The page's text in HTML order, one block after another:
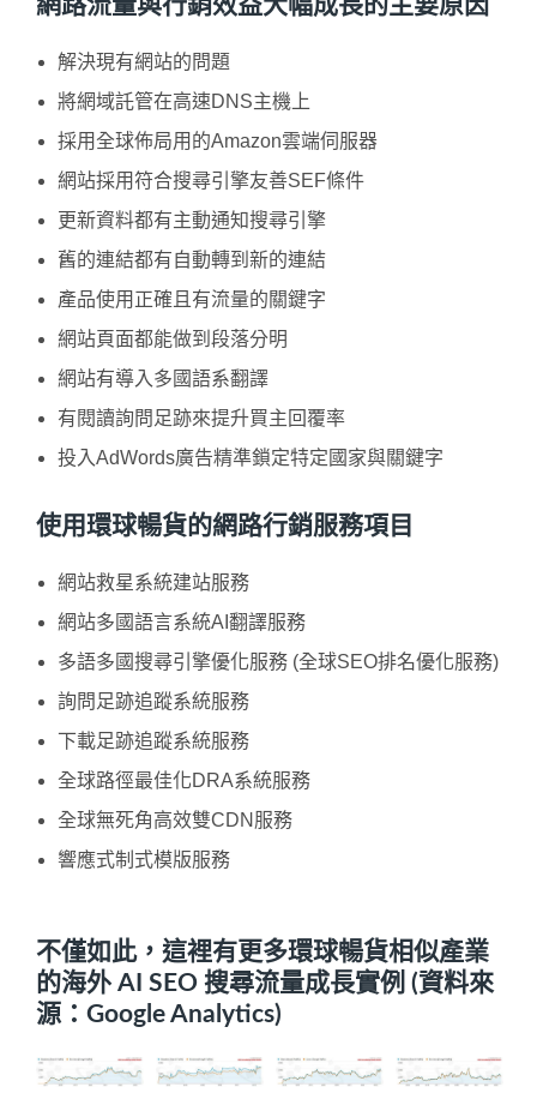
網路流量與行銷效益大幅成長的主要原因
解決現有網站的問題
將網域託管在高速DNS主機上
採用全球佈局用的Amazon雲端伺服器
網站採用符合搜尋引擎友善SEF條件
更新資料都有主動通知搜尋引擎
舊的連結都有自動轉到新的連結
產品使用正確且有流量的關鍵字
網站頁面都能做到段落分明
網站有導入多國語系翻譯
有閱讀詢問足跡來提升買主回覆率
投入AdWords廣告精準鎖定特定國家與關鍵字
使用環球暢貨的網路行銷服務項目
網站救星系統建站服務
網站多國語言系統AI翻譯服務
多語多國搜尋引擎優化服務 (全球SEO排名優化服務)
詢問足跡追蹤系統服務
下載足跡追蹤系統服務
全球路徑最佳化DRA系統服務
全球無死角高效雙CDN服務
響應式制式模版服務
不僅如此，這裡有更多環球暢貨相似產業
的海外 AI SEO 搜尋流量成長實例 (資料來
源：Google Analytics)